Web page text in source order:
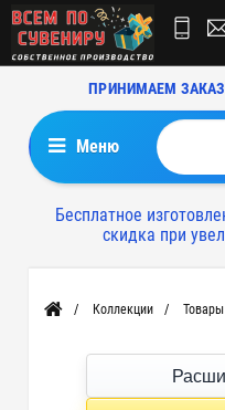
ПРИНИМАЕМ
Меню
Бесплатное
скидка при
Главная Коллекции